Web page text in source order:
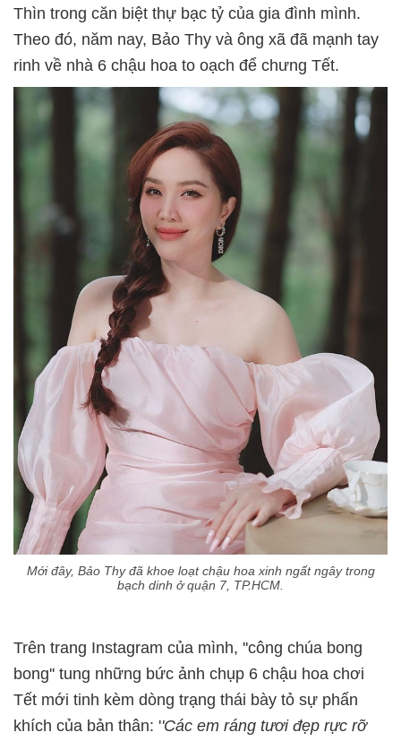
Thìn trong căn biệt thự bạc tỷ của gia đình mình.
Theo đó, năm nay, Bảo Thy và ông xã đã mạnh tay
rinh về nhà 6 chậu hoa to oạch để chưng Tết.
Mới đây, Bảo Thy đã khoe loạt chậu hoa xinh ngất ngây trong
bạch dinh ở quận 7, TP.HCM.
Trên trang Instagram của mình, ''công chúa bong
bong'' tung những bức ảnh chụp 6 chậu hoa chơi
Tết mới tinh kèm dòng trạng thái bày tỏ sự phấn
khích của bản thân: ''Các em ráng tươi đẹp rực rỡ